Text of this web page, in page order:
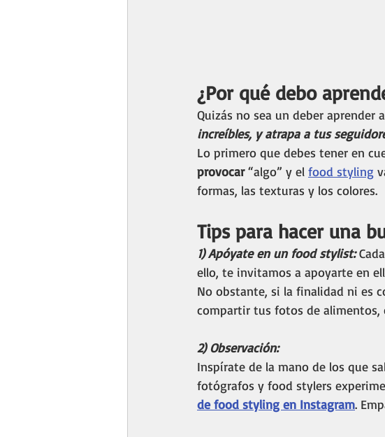
¿Por qué debo
Quizás no sea un deber aprender
increíbles, y atrapa a tus
Lo primero que debes tener en
provocar “algo” y el food styling
formas, las texturas y los colores.
Tips para hacer una
1) Apóyate en un food stylist:
ello, te invitamos a apoyarte en
No obstante, si la finalidad ni es
compartir tus fotos de alimentos,
2) Observación:
Inspírate de la mano de los que
fotógrafos y food stylers
de food styling en Instagram.